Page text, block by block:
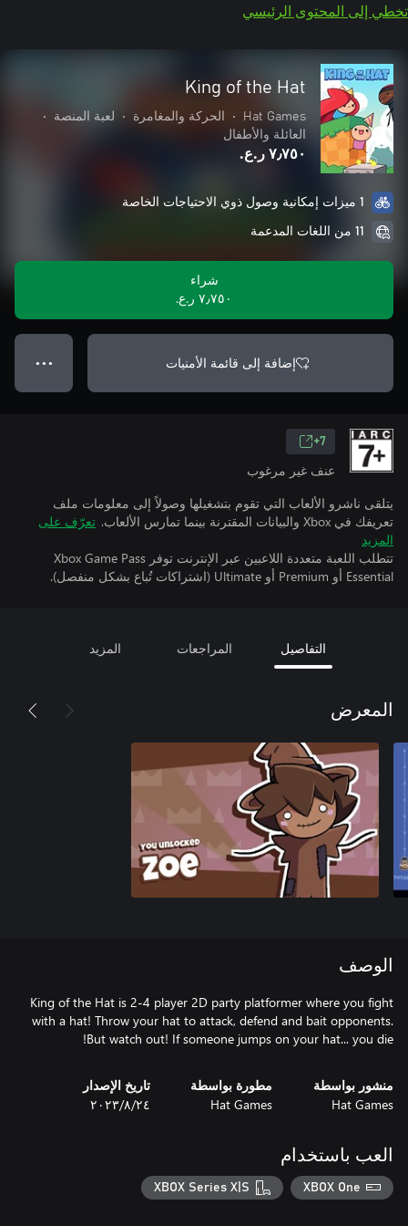
تخطي إلى المحتوى الرئيسي
King of the Hat
Hat Games
• الحركة والمغامرة • لعبة المنصة
•
العائلة والأطفال
٧٫٧٥٠ ر.ع.‏
1 ميزات إمكانية وصول ذوي الاحتياجات الخاصة
11 من اللغات المدعمة
شراء
٧٫٧٥٠ ر.ع.‏
إضافة إلى قائمة الأمنيات ● ● ●
7+
عنف غير مرغوب
يتلقى ناشرو الألعاب التي تقوم بتشغيلها وصولاً إلى معلومات ملف
تعريفك في Xbox والبيانات المقترنة بينما تمارس الألعاب.
تعرّف على
المزيد
تتطلب اللعبة متعددة اللاعبين عبر الإنترنت توفر Xbox Game Pass
Essential أو Premium أو Ultimate (اشتراكات تُباع بشكل منفصل).
التفاصيل المراجعات المزيد
المعرض
الوصف
King of the Hat is 2-4 player 2D party platformer where you fight
with a hat! Throw your hat to attack, defend and bait opponents.
But watch out! If someone jumps on your hat... you die!
منشور بواسطة
Hat Games
مطورة بواسطة
Hat Games
تاريخ الإصدار
٢٤‏/٨‏/٢٠٢٣
العب باستخدام
XBOX One
XBOX Series X|S